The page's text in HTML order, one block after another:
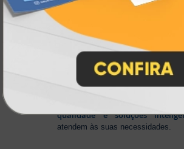
impressão sob demanda e web
popularizarem, a
transformando o mercado
Nascemos digitais e seguimos
continuamente, investindo em
de ponta
para garantir a melhor
qualidade e soluções
atendem às suas necessidades.